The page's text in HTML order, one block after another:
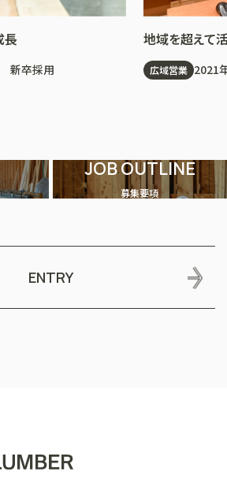
長
新卒採用
地域を超えて
広域営業 2021
JOB OUTLINE
募集要項
ENTRY